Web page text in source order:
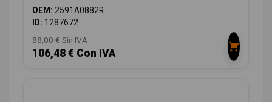
OEM: 2591A0882R
ID: 1287672
88,00 € Sin IVA
106,48 € Con IVA